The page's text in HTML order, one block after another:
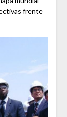
frente